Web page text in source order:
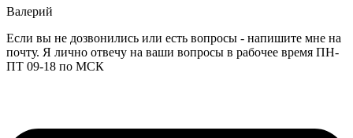
Валерий
Если вы не дозвонились или есть вопросы - напишите мне на
почту. Я лично отвечу на ваши вопросы в рабочее время ПН-
ПТ 09-18 по МСК